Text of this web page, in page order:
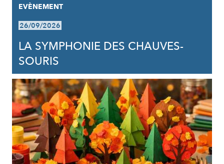
EVÈNEMENT
26/09/2026
LA SYMPHONIE DES CHAUVES-
SOURIS